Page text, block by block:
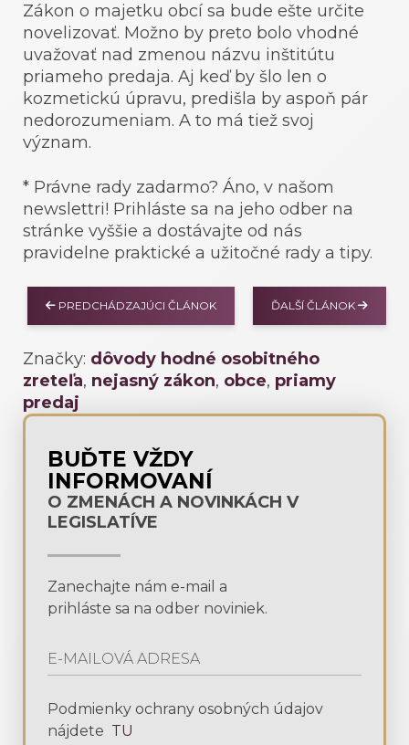
Zákon o majetku obcí sa bude ešte určite
novelizovať. Možno by preto bolo vhodné
uvažovať nad zmenou názvu inštitútu
priameho predaja. Aj keď by šlo len o
kozmetickú úpravu, predišla by aspoň pár
nedorozumeniam. A to má tiež svoj
význam.
* Právne rady zadarmo? Áno, v našom
newslettri! Prihláste sa na jeho odber na
stránke vyššie a dostávajte od nás
pravidelne praktické a užitočné rady a tipy.
ĎALŠÍ ČLÁNOK
PREDCHÁDZAJÚCI ČLÁNOK
Značky: dôvody hodné osobitného
zreteľa, nejasný zákon, obce, priamy
predaj
BUĎTE VŽDY
INFORMOVANÍ
O ZMENÁCH A NOVINKÁCH V
LEGISLATÍVE
Zanechajte nám e-mail a
prihláste sa na odber noviniek.
Podmienky ochrany osobných údajov
nájdete TU